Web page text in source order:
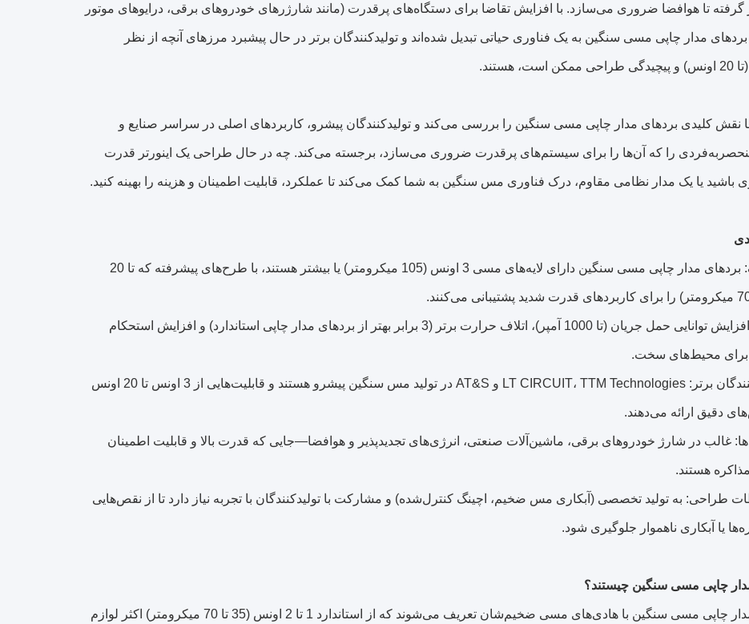
گرفته تا هوافضا ضروری می‌سازد. با افزایش تقاضا برای دستگاه‌های پرقدرت (مانند شارژرهای خودروهای برقی، درایوهای موتور
مدار چاپی مسی سنگین به یک فناوری حیاتی تبدیل شده‌اند و تولیدکنندگان برتر در حال پیشبرد مرزهای آنچه از نظر
هستند.
نقش کلیدی بردهای مدار چاپی مسی سنگین را بررسی می‌کند و تولیدکنندگان پیشرو، کاربردهای اصلی در سراسر صنایع و
را که آن‌ها را برای سیستم‌های پرقدرت ضروری می‌سازد، برجسته می‌کند. چه در حال طراحی یک اینورتر قدرت
1. تعریف: بردهای مدار چاپی مسی سنگین دارای لایه‌های مسی 3 اونس (105 میکرومتر) یا بیشتر هستند، با طرح‌های پیشرفته که تا 20
2. مزایا: افزایش توانایی حمل جریان (تا 1000 آمپر)، اتلاف حرارت برتر (3 برابر بهتر از بردهای مدار چاپی استاندارد) و افزایش استحکام
برای محیط‌های سخت.
3. تولیدکنندگان برتر: LT CIRCUIT، TTM Technologies و AT&S در تولید مس سنگین پیشرو هستند و قابلیت‌هایی از 3 اونس تا 20 اونس
دقیق ارائه می‌دهند.
غالب در شارژ خودروهای برقی، ماشین‌آلات صنعتی، انرژی‌های تجدیدپذیر و هوافضا—جایی که قدرت بالا و قابلیت اطمینان
هستند.
طراحی: به تولید تخصصی (آبکاری مس ضخیم، اچینگ کنترل‌شده) و مشارکت با تولیدکنندگان با تجربه نیاز دارد تا از نقص‌هایی
یا آبکاری ناهموار جلوگیری شود.
چاپی مسی سنگین چیستند؟
بردهای مدار چاپی مسی سنگین با هادی‌های مسی ضخیم‌شان تعریف می‌شوند که از استاندارد 1 تا 2 اونس (35 تا 70 میکرومتر) اکثر لوازم